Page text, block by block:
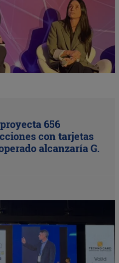
656
con tarjetas
alcanzaría G.